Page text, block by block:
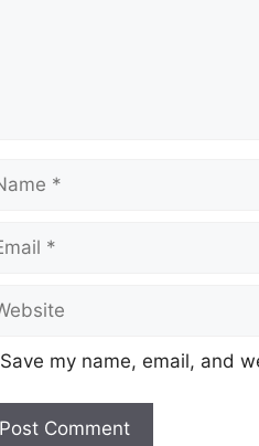
Save my name, email, and